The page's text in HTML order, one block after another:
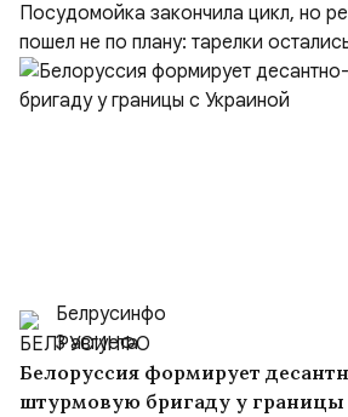
средство
Посудомойка закончила цикл, но
пошел не по плану: тарелки
Белрусинфо
3 августа
Белоруссия формирует
штурмовую бригаду у границы